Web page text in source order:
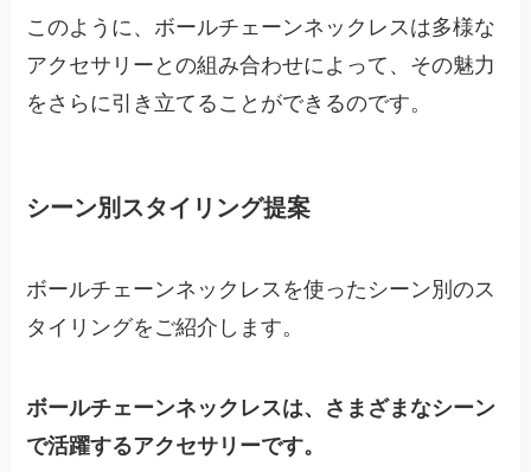
このように、ボールチェーンネックレスは多様な
アクセサリーとの組み合わせによって、その魅力
をさらに引き立てることができるのです。
シーン別スタイリング提案
ボールチェーンネックレスを使ったシーン別のス
タイリングをご紹介します。
ボールチェーンネックレスは、さまざまなシーン
で活躍するアクセサリーです。